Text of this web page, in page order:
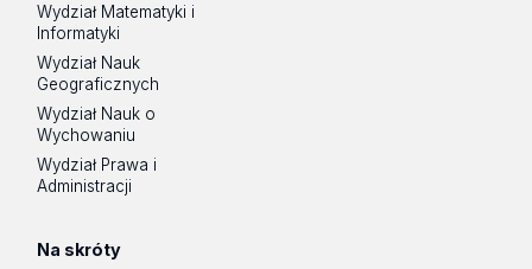
Wydział Matematyki i
Informatyki
Wydział Nauk
Geograficznych
Wydział Nauk o
Wychowaniu
Wydział Prawa i
Administracji
Na skróty